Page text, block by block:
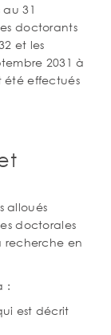
31
doctorants
et les
2031 à
été effectués
alloués
doctorales
recherche en
:
est décrit